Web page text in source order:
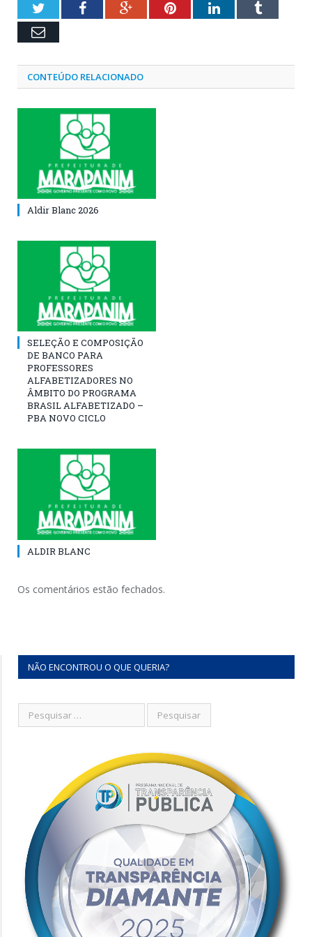
TwitterFacebookGoogle+PinterestLinkedInTumblr
Email
CONTEÚDO RELACIONADO
Aldir Blanc 2026
SELEÇÃO E COMPOSIÇÃO
DE BANCO PARA
PROFESSORES
ALFABETIZADORES NO
ÂMBITO DO PROGRAMA
BRASIL ALFABETIZADO –
PBA NOVO CICLO
ALDIR BLANC
Os comentários estão fechados.
NÃO ENCONTROU O QUE QUERIA?